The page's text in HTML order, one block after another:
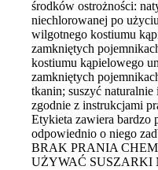
środków ostrożności:
niechlorowanej po
wilgotnego kostiumu
zamkniętych
kostiumu kąpielowego
zamkniętych
tkanin; suszyć naturalnie
zgodnie z instrukcjami
Etykieta zawiera bardzo
odpowiednio o niego
BRAK PRANIA
UŻYWAĆ SUSZARKI